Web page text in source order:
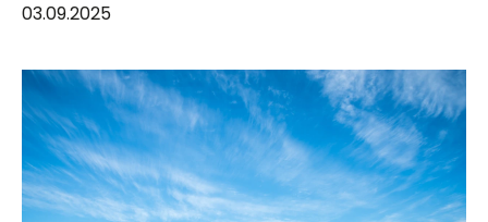
03.09.2025